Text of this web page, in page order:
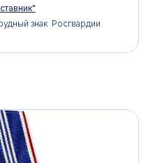
знак Росгвардии